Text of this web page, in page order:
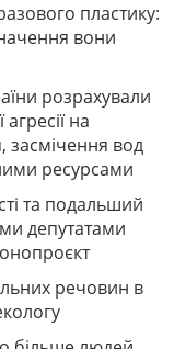
пластику:
вони
розрахували
на
засмічення вод
ресурсами
та подальший
депутатами
речовин в